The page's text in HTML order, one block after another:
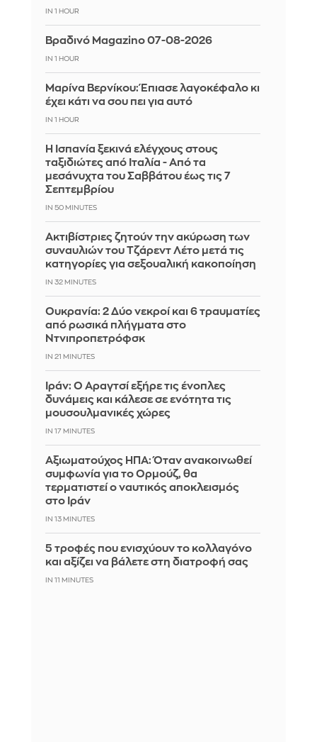
IN 1 HOUR
Βραδινό Magazino 07-08-2026
IN 1 HOUR
Μαρίνα Βερνίκου: Έπιασε λαγοκέφαλο κι
έχει κάτι να σου πει για αυτό
IN 1 HOUR
Η Ισπανία ξεκινά ελέγχους στους
ταξιδιώτες από Ιταλία - Από τα
μεσάνυχτα του Σαββάτου έως τις 7
Σεπτεμβρίου
IN 50 MINUTES
Ακτιβίστριες ζητούν την ακύρωση των
συναυλιών του Τζάρεντ Λέτο μετά τις
κατηγορίες για σεξουαλική κακοποίηση
IN 32 MINUTES
Ουκρανία: 2 Δύο νεκροί και 6 τραυματίες
από ρωσικά πλήγματα στο
Ντνιπροπετρόφσκ
IN 21 MINUTES
Ιράν: Ο Αραγτσί εξήρε τις ένοπλες
δυνάμεις και κάλεσε σε ενότητα τις
μουσουλμανικές χώρες
IN 17 MINUTES
Αξιωματούχος ΗΠΑ: Όταν ανακοινωθεί
συμφωνία για το Ορμούζ, θα
τερματιστεί ο ναυτικός αποκλεισμός
στο Ιράν
IN 13 MINUTES
5 τροφές που ενισχύουν το κολλαγόνο
και αξίζει να βάλετε στη διατροφή σας
IN 11 MINUTES